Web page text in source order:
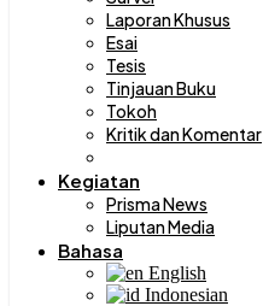
Laporan Khusus
Esai
Tesis
Tinjauan Buku
Tokoh
Kritik dan Komentar
Kegiatan
Prisma News
Liputan Media
Bahasa
English
Indonesian